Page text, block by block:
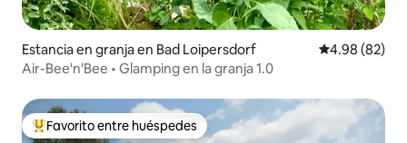
Estancia en granja en Bad Loipersdorf Calificación
4.98 (82)
Air-Bee'n'Bee • Glamping en la granja 1.0
De los mejores en Favorito entre huéspedes
Favorito entre huéspedes